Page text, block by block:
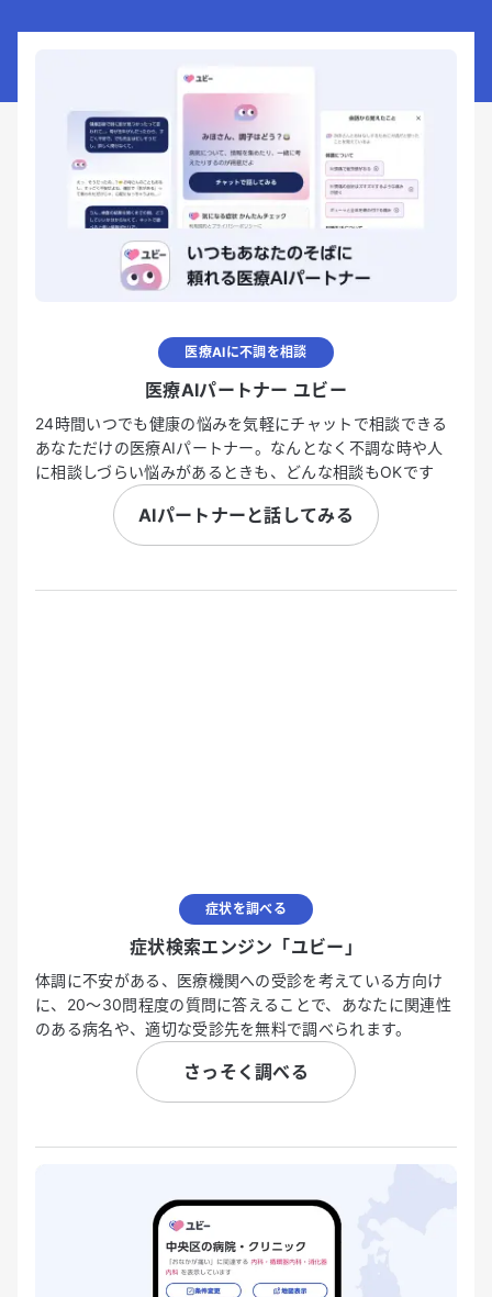
医療AIに不調を相談
医療AIパートナー ユビー
24時間いつでも健康の悩みを気軽にチャットで相談できる
あなただけの医療AIパートナー。なんとなく不調な時や人
に相談しづらい悩みがあるときも、どんな相談もOKです
AIパートナーと話してみる
症状を調べる
症状検索エンジン「ユビー」
体調に不安がある、医療機関への受診を考えている方向け
に、20〜30問程度の質問に答えることで、あなたに関連性
のある病名や、適切な受診先を無料で調べられます。
さっそく調べる